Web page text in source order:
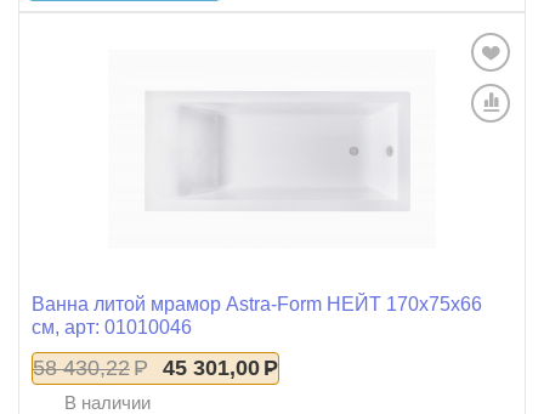
Ванна литой мрамор Astra-Form НЕЙТ 170x75x66
см, арт: 01010046
58 430,22 Р 45 301,00 Р
В наличии